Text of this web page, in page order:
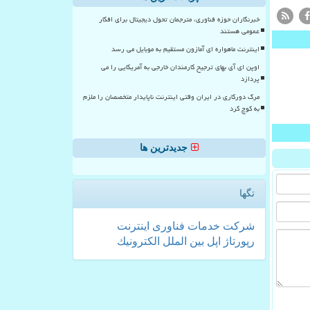
خبرنگاران حوزه فناوری، مترجمان تحول دیجیتال برای افکار
عمومی هستند
اینترنت ماهواره ای آمازون مستقیم به موبایل می رسد
اوپن ای آی بهای ترجیح کارمندان خارجی به آمریکایی را می
پردازد
مرگ دورکاری در ایران وقتی اینترنت ناپایدار متخصصان را ملزم
به کوچ کرد
جدیدترین ها
تگها
شركت خدمات فناوری اینترنت
رپورتاژ
اپل بین الملل الكترونیك